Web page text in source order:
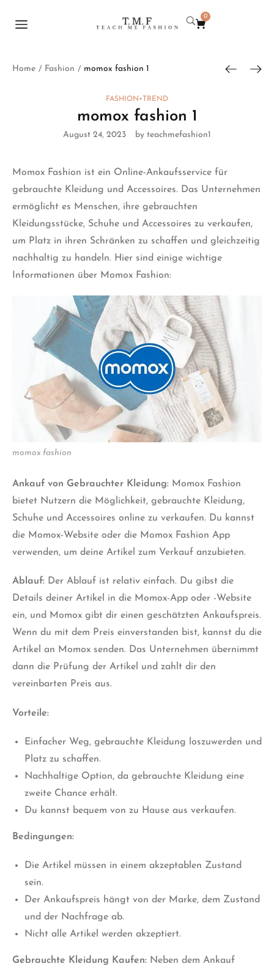
0
Home / Fashion / momox fashion 1
FASHION •TREND
momox fashion 1
August 24, 2023 by teachmefashion1
Momox Fashion ist ein Online-Ankaufsservice für
gebrauchte Kleidung und Accessoires. Das Unternehmen
ermöglicht es Menschen, ihre gebrauchten
Kleidungsstücke, Schuhe und Accessoires zu verkaufen,
um Platz in ihren Schränken zu schaffen und gleichzeitig
nachhaltig zu handeln. Hier sind einige wichtige
Informationen über Momox Fashion:
momox fashion
Ankauf von Gebrauchter Kleidung: Momox Fashion
bietet Nutzern die Möglichkeit, gebrauchte Kleidung,
Schuhe und Accessoires online zu verkaufen. Du kannst
die Momox-Website oder die Momox Fashion App
verwenden, um deine Artikel zum Verkauf anzubieten.
Ablauf: Der Ablauf ist relativ einfach. Du gibst die
Details deiner Artikel in die Momox-App oder -Website
ein, und Momox gibt dir einen geschätzten Ankaufspreis.
Wenn du mit dem Preis einverstanden bist, kannst du die
Artikel an Momox senden. Das Unternehmen übernimmt
dann die Prüfung der Artikel und zahlt dir den
vereinbarten Preis aus.
Vorteile:
Einfacher Weg, gebrauchte Kleidung loszuwerden und
Platz zu schaffen.
Nachhaltige Option, da gebrauchte Kleidung eine
zweite Chance erhält.
Du kannst bequem von zu Hause aus verkaufen.
Bedingungen:
Die Artikel müssen in einem akzeptablen Zustand
sein.
Der Ankaufspreis hängt von der Marke, dem Zustand
und der Nachfrage ab.
Nicht alle Artikel werden akzeptiert.
Gebrauchte Kleidung Kaufen: Neben dem Ankauf